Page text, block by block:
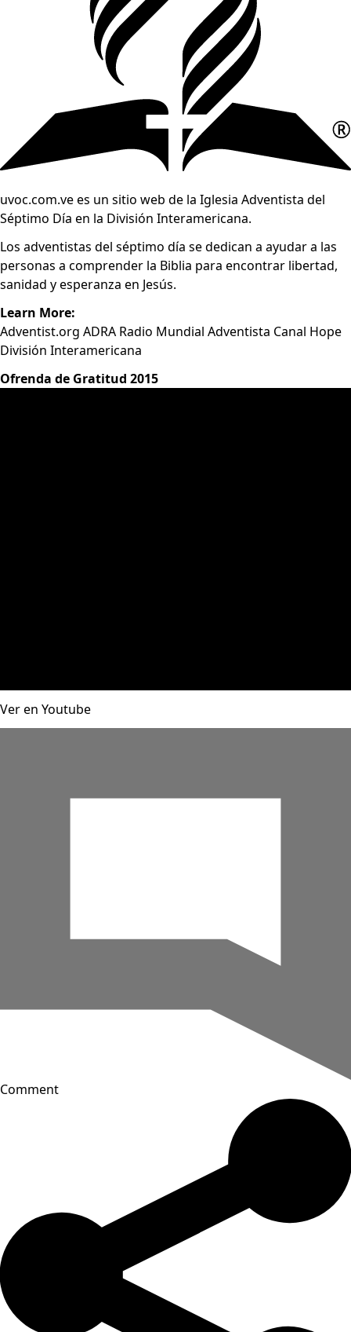
uvoc.com.ve es un sitio web de la Iglesia Adventista del
Séptimo Día en la División Interamericana.
Los adventistas del séptimo día se dedican a ayudar a las
personas a comprender la Biblia para encontrar libertad,
sanidad y esperanza en Jesús.
Learn More:
Adventist.org ADRA Radio Mundial Adventista Canal Hope
División Interamericana
Ofrenda de Gratitud 2015
Ver en Youtube
Comment